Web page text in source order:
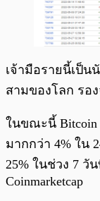
เจ้ามือรายนี้เป็
สามของโลก รอ
ในขณะนี้ Bitcoin
มากกว่า 4% ใน
25% ในช่วง 7
Coinmarketcap